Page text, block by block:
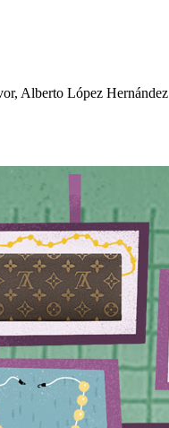
Alberto López Hernández